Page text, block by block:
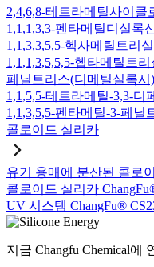
2,4,6,8-테트라메틸사이클
1,1,1,3,3-펜타메틸디실록
1,1,3,3,5,5-헥사메틸트리
1,1,1,3,5,5,5-헵타메틸트
페닐트리스(디메틸실록시
1,1,5,5-테트라메틸-3,3-디
1,1,3,5,5-펜타메틸-3-페닐
콜로이드 실리카
유기 용매에 분산된 콜로
콜로이드 실리카
UV 시스템 ChangFu®
지금 Changfu Chemical에